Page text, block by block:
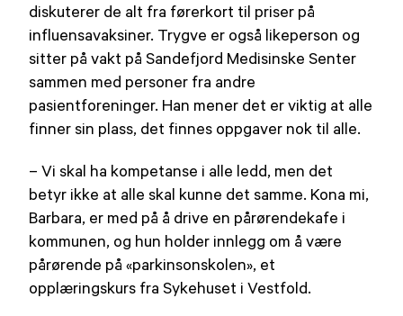
diskuterer de alt fra førerkort til priser på
influensavaksiner. Trygve er også likeperson og
sitter på vakt på Sandefjord Medisinske Senter
sammen med personer fra andre
pasientforeninger. Han mener det er viktig at alle
finner sin plass, det finnes oppgaver nok til alle.
– Vi skal ha kompetanse i alle ledd, men det
betyr ikke at alle skal kunne det samme. Kona mi,
Barbara, er med på å drive en pårørendekafe i
kommunen, og hun holder innlegg om å være
pårørende på «parkinsonskolen», et
opplæringskurs fra Sykehuset i Vestfold.